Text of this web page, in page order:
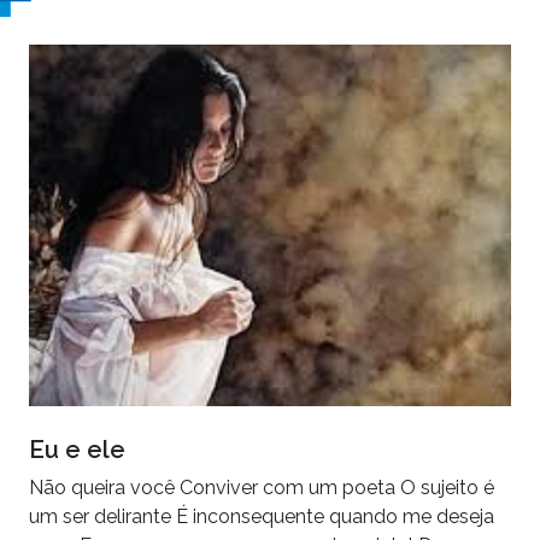
Eu e ele
Não queira você Conviver com um poeta O sujeito é
um ser delirante É inconsequente quando me deseja